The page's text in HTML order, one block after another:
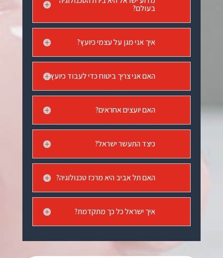
בעולם?
איך אני מגן על עצמי כיועץ?
האם אני צריך ביטוח כדי לעבוד כיועץ?
האם יועצים אחראים?
כיצד התעשר ישראל?
האם תל אביב היא מרכז טכנולוגיה?
איך ישראל כל כך מתקדמת?